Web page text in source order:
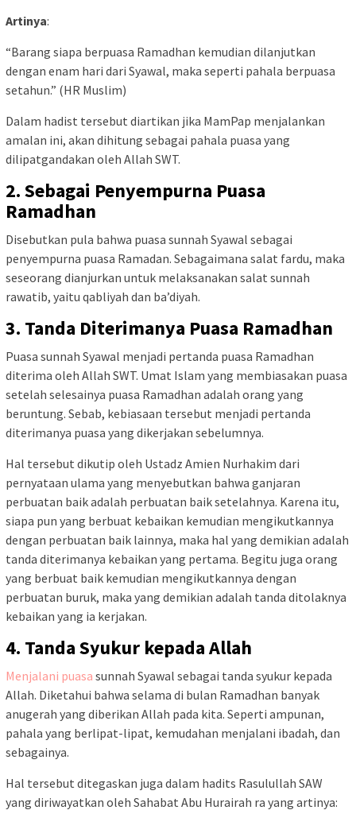
Artinya:
“Barang siapa berpuasa Ramadhan kemudian dilanjutkan
dengan enam hari dari Syawal, maka seperti pahala berpuasa
setahun.” (HR Muslim)
Dalam hadist tersebut diartikan jika MamPap menjalankan
amalan ini, akan dihitung sebagai pahala puasa yang
dilipatgandakan oleh Allah SWT.
2. Sebagai Penyempurna Puasa
Ramadhan
Disebutkan pula bahwa puasa sunnah Syawal sebagai
penyempurna puasa Ramadan. Sebagaimana salat fardu, maka
seseorang dianjurkan untuk melaksanakan salat sunnah
rawatib, yaitu qabliyah dan ba’diyah.
3. Tanda Diterimanya Puasa Ramadhan
Puasa sunnah Syawal menjadi pertanda puasa Ramadhan
diterima oleh Allah SWT. Umat Islam yang membiasakan puasa
setelah selesainya puasa Ramadhan adalah orang yang
beruntung. Sebab, kebiasaan tersebut menjadi pertanda
diterimanya puasa yang dikerjakan sebelumnya.
Hal tersebut dikutip oleh Ustadz Amien Nurhakim dari
pernyataan ulama yang menyebutkan bahwa ganjaran
perbuatan baik adalah perbuatan baik setelahnya. Karena itu,
siapa pun yang berbuat kebaikan kemudian mengikutkannya
dengan perbuatan baik lainnya, maka hal yang demikian adalah
tanda diterimanya kebaikan yang pertama. Begitu juga orang
yang berbuat baik kemudian mengikutkannya dengan
perbuatan buruk, maka yang demikian adalah tanda ditolaknya
kebaikan yang ia kerjakan.
4. Tanda Syukur kepada Allah
Menjalani puasa sunnah Syawal sebagai tanda syukur kepada
Allah. Diketahui bahwa selama di bulan Ramadhan banyak
anugerah yang diberikan Allah pada kita. Seperti ampunan,
pahala yang berlipat-lipat, kemudahan menjalani ibadah, dan
sebagainya.
Hal tersebut ditegaskan juga dalam hadits Rasulullah SAW
yang diriwayatkan oleh Sahabat Abu Hurairah ra yang artinya: